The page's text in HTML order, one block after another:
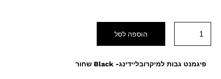
הוספה לסל
פיגמנט גבות למיקרובליידינג- Black שחור